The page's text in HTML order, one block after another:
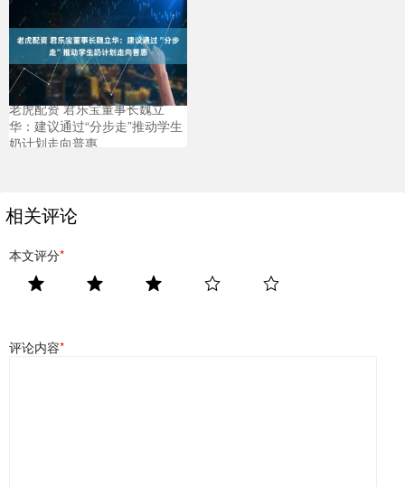
老虎配资 君乐宝董事长魏立
华：建议通过“分步走”推动学生
奶计划走向普惠
相关评论
本文评分*
评论内容*